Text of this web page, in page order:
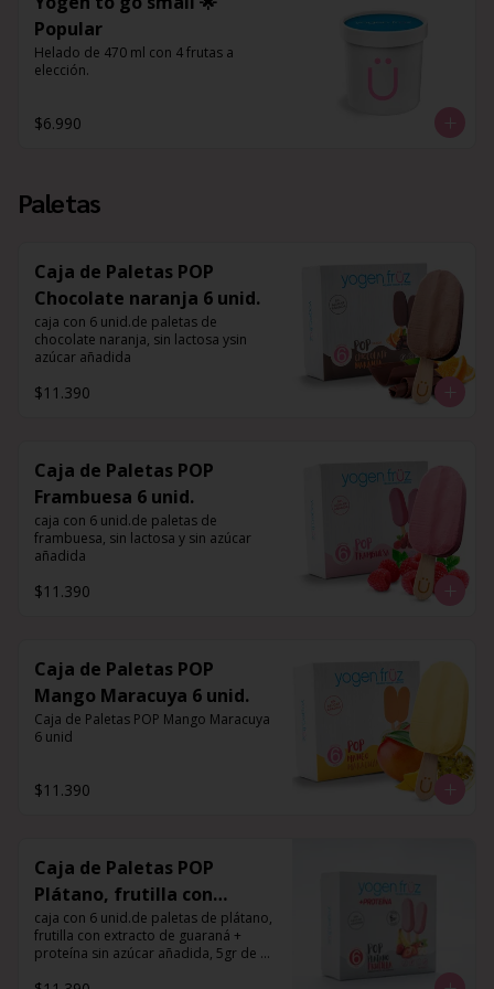
Popular
Helado de 470 ml con 4 frutas a
elección.
$6.990
Paletas
Caja de Paletas POP
Chocolate naranja 6 unid.
caja con 6 unid.de paletas de
chocolate naranja, sin lactosa ysin
azúcar añadida
$11.390
Caja de Paletas POP
Frambuesa 6 unid.
caja con 6 unid.de paletas de
frambuesa, sin lactosa y sin azúcar
añadida
$11.390
Caja de Paletas POP
Mango Maracuya 6 unid.
Caja de Paletas POP Mango Maracuya
6 unid
$11.390
Caja de Paletas POP
Plátano, frutilla con
extracto de guaraná +
proteína 6 unid.
caja con 6 unid.de paletas de plátano,
frutilla con extracto de guaraná +
proteína sin azúcar añadida, 5gr de